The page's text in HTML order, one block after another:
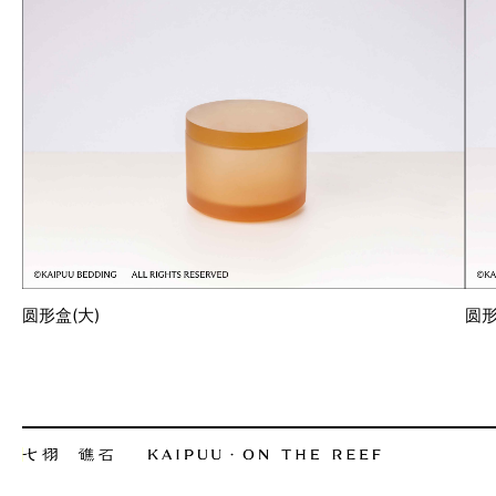
圆形盒(大) 圆